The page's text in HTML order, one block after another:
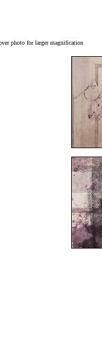
photo for larger magnification